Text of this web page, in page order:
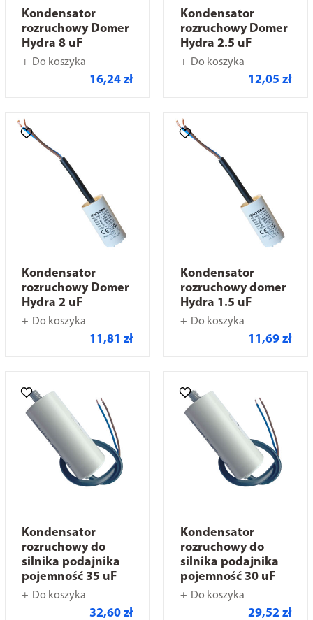
Kondensator
rozruchowy Domer
Hydra 8 uF
Do koszyka
16,24 zł
Kondensator
rozruchowy Domer
Hydra 2.5 uF
Do koszyka
12,05 zł
Kondensator
rozruchowy Domer
Hydra 2 uF
Do koszyka
11,81 zł
Kondensator
rozruchowy domer
Hydra 1.5 uF
Do koszyka
11,69 zł
Kondensator
rozruchowy do
silnika podajnika
pojemność 35 uF
Do koszyka
32,60 zł
Kondensator
rozruchowy do
silnika podajnika
pojemność 30 uF
Do koszyka
29,52 zł